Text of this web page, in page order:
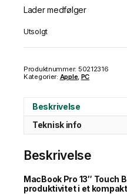
Lader medfølger
Utsolgt
Produktnummer: 50212316
Kategorier: Apple, PC
Beskrivelse
Teknisk info
Beskrivelse
MacBook Pro 13″ Touch
produktivitet i et